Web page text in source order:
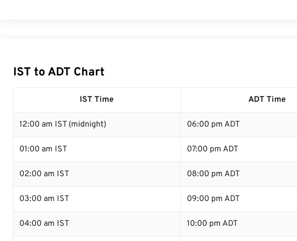
IST to ADT Chart
IST Time ADT Time
12:00 am IST (midnight) 06:00 pm ADT
01:00 am IST 07:00 pm ADT
02:00 am IST 08:00 pm ADT
03:00 am IST 09:00 pm ADT
04:00 am IST 10:00 pm ADT